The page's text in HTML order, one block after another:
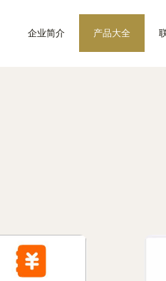
企业简介 产品大全